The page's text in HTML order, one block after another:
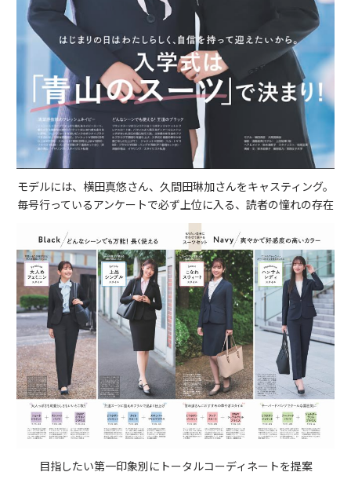
モデルには、横田真悠さん、久間田琳加さんをキャスティング。
毎号行っているアンケートで必ず上位に入る、読者の憧れの存在
目指したい第一印象別にトータルコーディネートを提案